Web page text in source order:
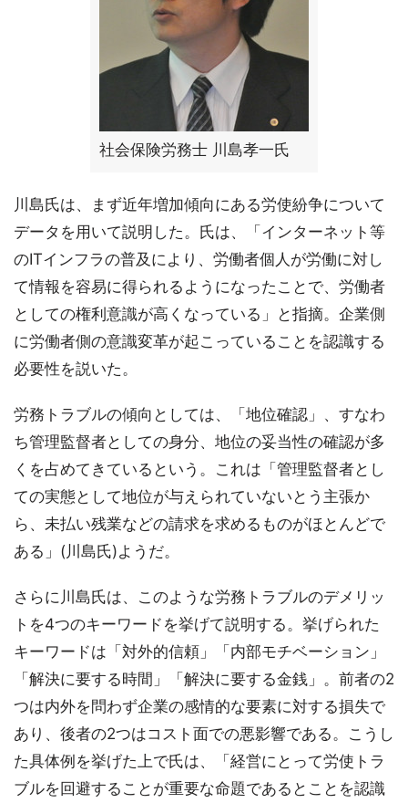
社会保険労務士 川島孝一氏
川島氏は、まず近年増加傾向にある労使紛争について
データを用いて説明した。氏は、「インターネット等
のITインフラの普及により、労働者個人が労働に対し
て情報を容易に得られるようになったことで、労働者
としての権利意識が高くなっている」と指摘。企業側
に労働者側の意識変革が起こっていることを認識する
必要性を説いた。
労務トラブルの傾向としては、「地位確認」、すなわ
ち管理監督者としての身分、地位の妥当性の確認が多
くを占めてきているという。これは「管理監督者とし
ての実態として地位が与えられていないとう主張か
ら、未払い残業などの請求を求めるものがほとんどで
ある」(川島氏)ようだ。
さらに川島氏は、このような労務トラブルのデメリッ
トを4つのキーワードを挙げて説明する。挙げられた
キーワードは「対外的信頼」「内部モチベーション」
「解決に要する時間」「解決に要する金銭」。前者の2
つは内外を問わず企業の感情的な要素に対する損失で
あり、後者の2つはコスト面での悪影響である。こうし
た具体例を挙げた上で氏は、「経営にとって労使トラ
ブルを回避することが重要な命題であるとことを認識